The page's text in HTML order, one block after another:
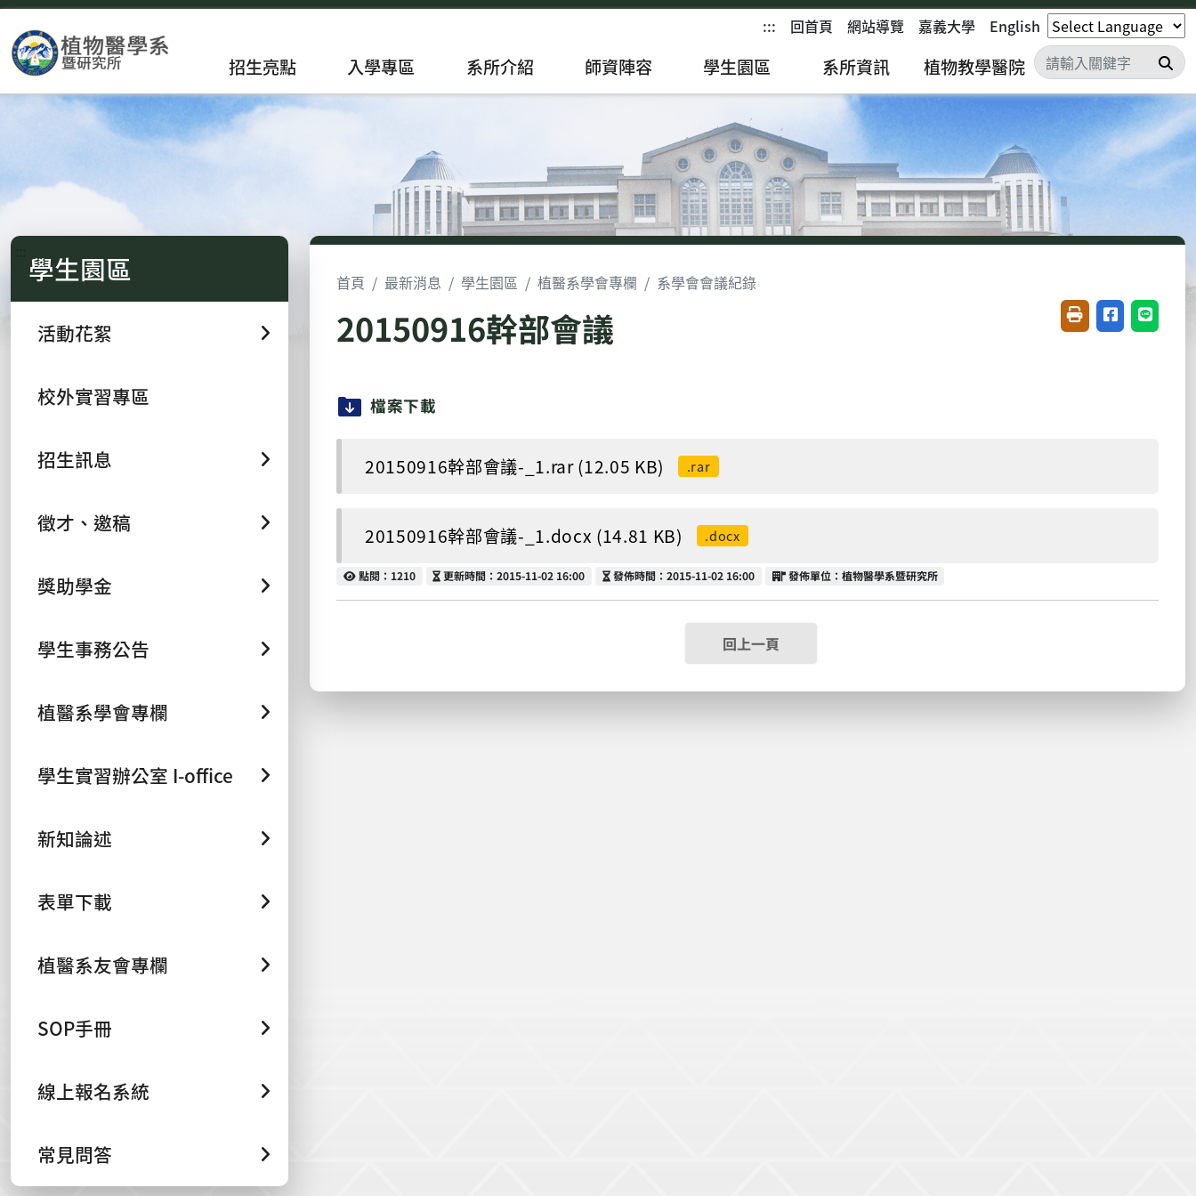
::: 回首頁 網站導覽 嘉義大學 English
招生亮點 入學專區 系所介紹 師資陣容 學生園區 系所資訊 植物教學醫院 搜
學生園區
活動花絮
校外實習專區
招生訊息
徵才、邀稿
獎助學金
學生事務公告
植醫系學會專欄
學生實習辦公室 I-office
新知論述
表單下載
植醫系友會專欄
SOP手冊
線上報名系統
常見問答
首頁 最新消息 學生園區 植醫系學會專欄 系學會會議紀錄
20150916幹部會議 友善列印(開新視窗)
分享至臉書(
分享至
檔案下載
20150916幹部會議-_1.rar (12.05 KB) .rar
20150916幹部會議-_1.docx (14.81 KB) .docx
點閱
點閱：1210 更新時間
更新時間：2015-11-02 16:00 發佈時間
發佈時間：2015-11-02 16:00 發佈單位
發佈單位：植物醫學系暨研究所
回上一頁